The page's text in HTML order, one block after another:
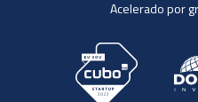
Acelerado por